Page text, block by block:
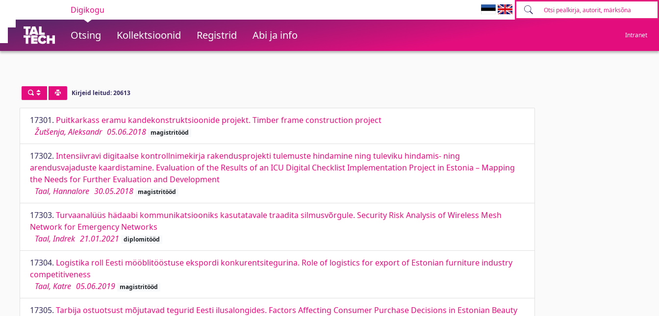
Digikogu
Otsing Kollektsioonid Registrid Abi ja info Intranet
Kirjeid leitud: 20613
17301. Puitkarkass eramu kandekonstruktsioonide projekt. Timber frame construction project
Žutšenja, Aleksandr 05.06.2018 magistritööd
17302. Intensiivravi digitaalse kontrollnimekirja rakendusprojekti tulemuste hindamine ning tuleviku hindamis- ning
arendusvajaduste kaardistamine. Evaluation of the Results of an ICU Digital Checklist Implementation Project in Estonia – Mapping
the Needs for Further Evaluation and Development
Taal, Hannalore 30.05.2018 magistritööd
17303. Turvaanalüüs hädaabi kommunikatsiooniks kasutatavale traadita silmusvõrgule. Security Risk Analysis of Wireless Mesh
Network for Emergency Networks
Taal, Indrek 21.01.2021 diplomitööd
17304. Logistika roll Eesti mööblitööstuse ekspordi konkurentsitegurina. Role of logistics for export of Estonian furniture industry
competitiveness
Taal, Katre 05.06.2019 magistritööd
17305. Tarbija ostuotsust mõjutavad tegurid Eesti ilusalongides. Factors Affecting Consumer Purchase Decisions in Estonian Beauty